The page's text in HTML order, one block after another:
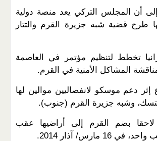
أن المجلس التركي يعد منصة دولية
طرح قضية شبه جزيرة القرم والتتار
تخطط لتنظيم مؤتمر في العاصمة
المشاكل الأمنية في القرم.
إثر دعم موسكو لانفصاليين موالين لها
وشبه جزيرة القرم (جنوب).
بضم القرم إلى أراضيها عقب
16 مارس/ آذار 2014.